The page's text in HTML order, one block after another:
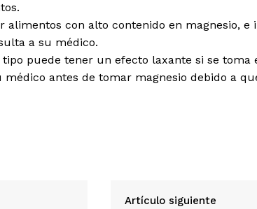
alimentos con alto contenido en magnesio, e
a su médico.
puede tener un efecto laxante si se toma
antes de tomar magnesio debido a
Artículo siguiente